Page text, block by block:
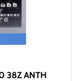
38Z ANTH